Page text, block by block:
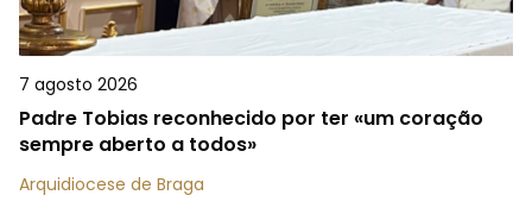
7 agosto 2026
Padre Tobias reconhecido por ter «um coração
sempre aberto a todos»
Arquidiocese de Braga